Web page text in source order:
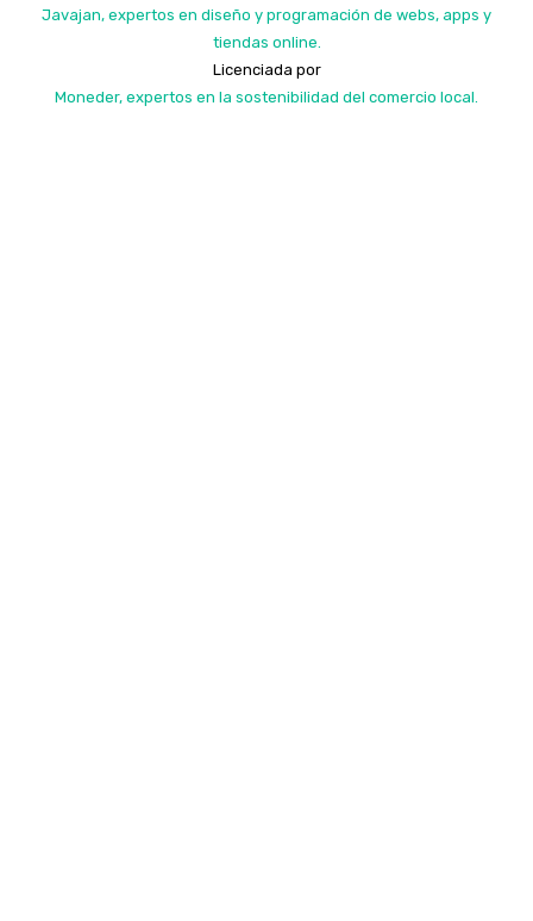
Javajan, expertos en diseño y programación de webs, apps y
tiendas online.
Licenciada por
Moneder, expertos en la sostenibilidad del comercio local.